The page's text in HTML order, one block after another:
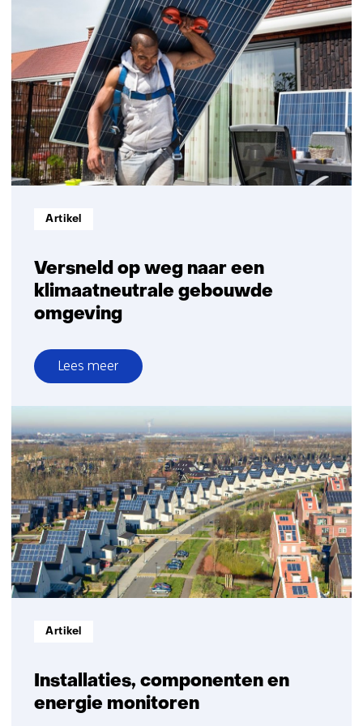
verwarmings-
koelsystemen
Versneld op weg naar een
klimaatneutrale gebouwde
omgeving
Informatietype:
Artikel
Lees meer
over
Versneld
op
weg
naar
een
klimaatneutrale
gebouwde
omgeving
Installaties, componenten en
energie monitoren
Informatietype:
Artikel